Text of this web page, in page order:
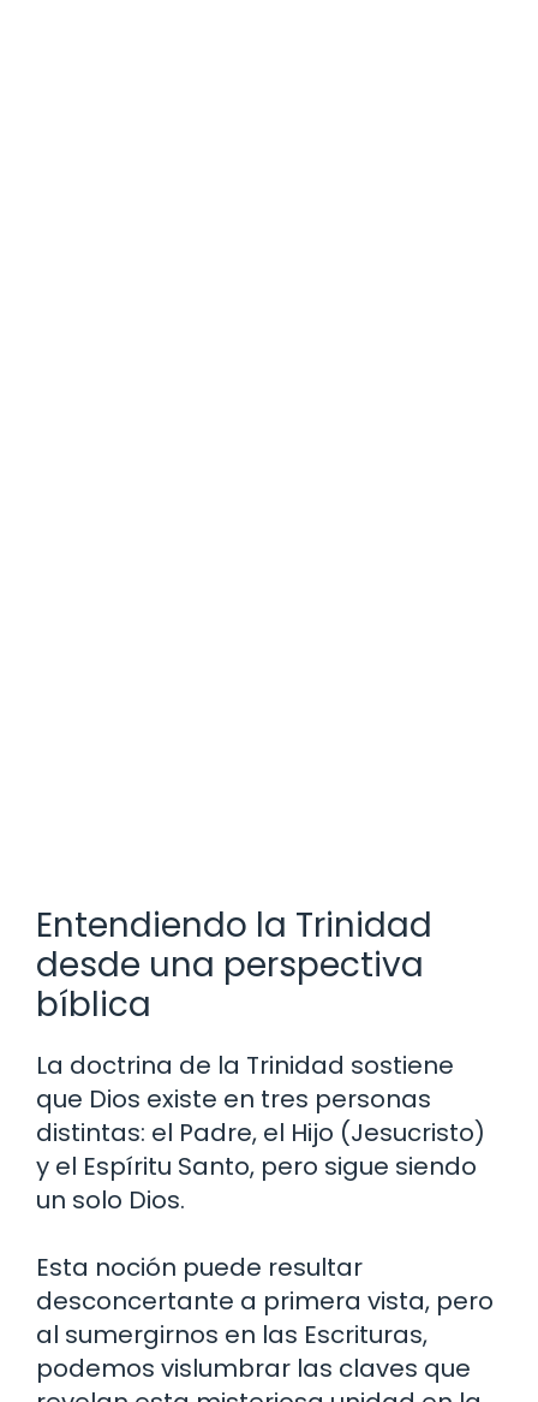
Entendiendo la Trinidad
desde una perspectiva
bíblica
La doctrina de la Trinidad sostiene
que Dios existe en tres personas
distintas: el Padre, el Hijo (Jesucristo)
y el Espíritu Santo, pero sigue siendo
un solo Dios.
Esta noción puede resultar
desconcertante a primera vista, pero
al sumergirnos en las Escrituras,
podemos vislumbrar las claves que